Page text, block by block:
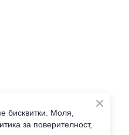
бисквитки. Моля,
за поверителност,